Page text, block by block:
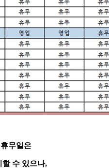
무일은
할 수 있으나,